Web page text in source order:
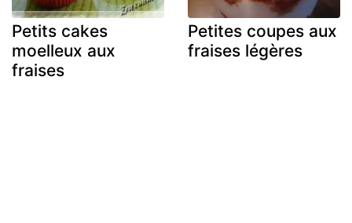
Petits cakes
moelleux aux
fraises
Petites coupes aux
fraises légères